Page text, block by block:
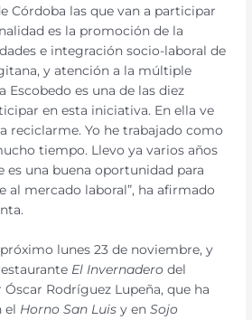
Córdoba las que van a participar
es la promoción de la
e integración socio-laboral de
y atención a la múltiple
Escobedo es una de las diez
en esta iniciativa. En ella ve
reciclarme. Yo he trabajado como
tiempo. Llevo ya varios años
es una buena oportunidad para
al mercado laboral”, ha afirmado
lunes 23 de noviembre, y
El Invernaderodel
Óscar Rodríguez Lupeña, que ha
el Horno San Luis y enSojo